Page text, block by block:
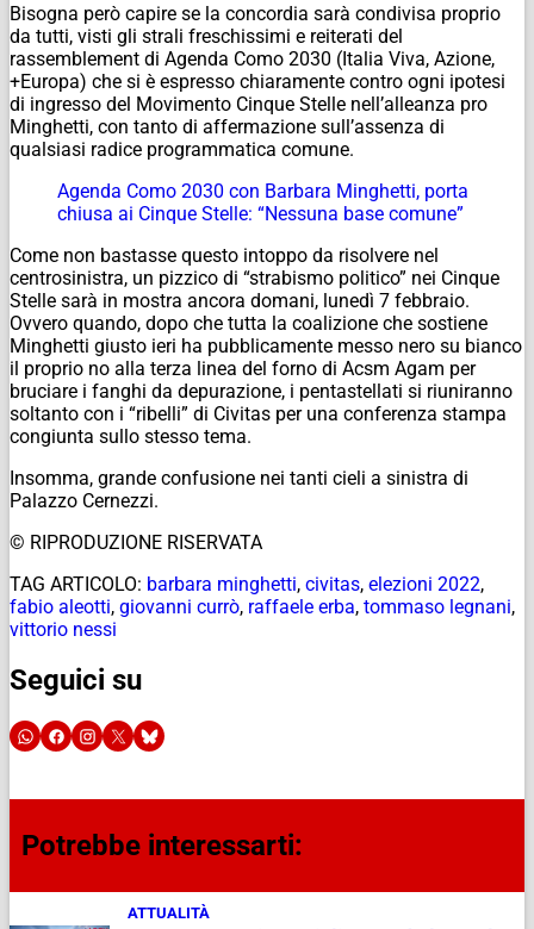
Bisogna però capire se la concordia sarà condivisa proprio
da tutti, visti gli strali freschissimi e reiterati del
rassemblement di Agenda Como 2030 (Italia Viva, Azione,
+Europa) che si è espresso chiaramente contro ogni ipotesi
di ingresso del Movimento Cinque Stelle nell’alleanza pro
Minghetti, con tanto di affermazione sull’assenza di
qualsiasi radice programmatica comune.
Agenda Como 2030 con Barbara Minghetti, porta
chiusa ai Cinque Stelle: “Nessuna base comune”
Come non bastasse questo intoppo da risolvere nel
centrosinistra, un pizzico di “strabismo politico” nei Cinque
Stelle sarà in mostra ancora domani, lunedì 7 febbraio.
Ovvero quando, dopo che tutta la coalizione che sostiene
Minghetti giusto ieri ha pubblicamente messo nero su bianco
il proprio no alla terza linea del forno di Acsm Agam per
bruciare i fanghi da depurazione, i pentastellati si riuniranno
soltanto con i “ribelli” di Civitas per una conferenza stampa
congiunta sullo stesso tema.
Insomma, grande confusione nei tanti cieli a sinistra di
Palazzo Cernezzi.
© RIPRODUZIONE RISERVATA
TAG ARTICOLO: barbara minghetti, civitas, elezioni 2022,
fabio aleotti, giovanni currò, raffaele erba, tommaso legnani,
vittorio nessi
Seguici su
Potrebbe interessarti:
ATTUALITÀ